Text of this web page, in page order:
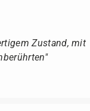
Zustand, mit